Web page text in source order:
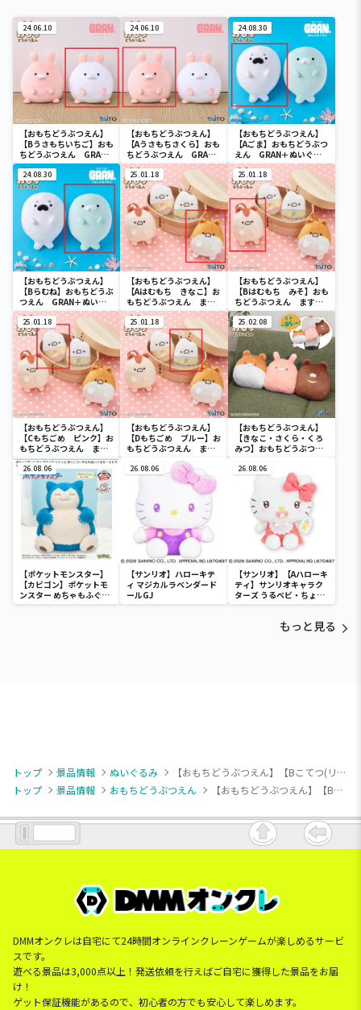
24.06.10
【おもちどうぶつえん】
【Bうさもちいちご】おも
ちどうぶつえん GRAN
＋ぬいぐるみ うさも
ち さくら&いちご
24.06.10
【おもちどうぶつえん】
【Aうさもちさくら】おも
ちどうぶつえん GRAN
＋ぬいぐるみ うさも
ち さくら&いちご
24.08.30
【おもちどうぶつえん】
【Aごま】おもちどうぶつ
えん GRAN＋ぬいぐる
み あざらしもち ごま
&らむね
24.08.30
【おもちどうぶつえん】
【Bらむね】おもちどうぶ
つえん GRAN＋ぬいぐ
るみ あざらしもち ご
ま&らむね
25.01.18
【おもちどうぶつえん】
【Aはむもち きなこ】お
もちどうぶつえん ます
こっと はむもち&もち
ごめ
25.01.18
【おもちどうぶつえん】
【Bはむもち みそ】おも
ちどうぶつえん ますこ
っと はむもち&もちご
め
25.01.18
【おもちどうぶつえん】
【Cもちごめ ピンク】お
もちどうぶつえん ます
こっと はむもち&もち
ごめ
25.01.18
【おもちどうぶつえん】
【Dもちごめ ブルー】お
もちどうぶつえん ます
こっと はむもち&もち
ごめ
25.02.08
【おもちどうぶつえん】
【きなこ・さくら・くろ
みつ】おもちどうぶつえ
いぐるみ
26.08.06
【ポケットモンスター】
【カビゴン】ポケットモ
ンスター めちゃもふぐっ
と ほっこりいやされぬい
26.08.06
【サンリオ】ハローキテ
ィ マジカルラベンダード
ールGJ
26.08.06
【サンリオ】【Aハローキ
ティ】サンリオキャラク
ターズ うるベビ・ちょい
デカドール
もっと見る
トップ 景品情報 ぬいぐるみ
【おもちどうぶつえん】【Bこてつ(リボン黄)】おもちどうぶつえん やわらかもっち～りぬいぐるみ しばもち&はむもち
トップ
景品情報 おもちどうぶつえん 【おもちどうぶつえん】【Bこてつ(リボン黄)】おもちどうぶつえん やわらかもっち～りぬいぐるみ しばもち&はむもち
DMMオンクレは自宅にて24時間オンラインクレーンゲームが楽しめるサービ
スです。
遊べる景品は3,000点以上！発送依頼を行えばご自宅に獲得した景品をお届
け！
ゲット保証機能があるので、初心者の方でも安心して楽しめます。